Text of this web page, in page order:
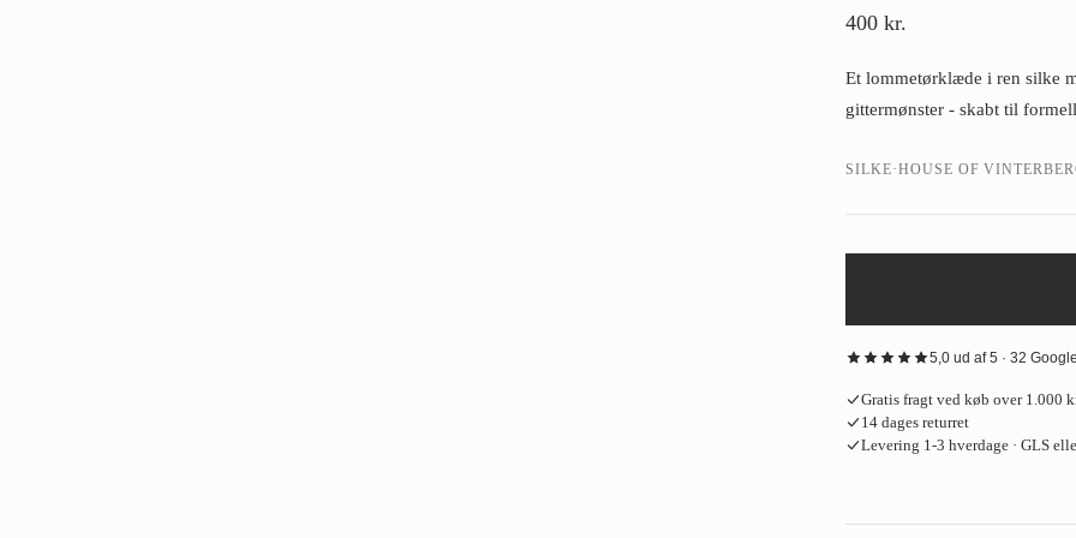
400 kr.
Et lommetørklæde i ren silke
gittermønster - skabt til
SILKE·HOUSE OF
5,0 ud af 5 · 32
Fantastisk oplevelse hos House
skjorte og de bukser på, som
meget professionelt. Jeg endte
Gratis fragt ved køb over 1.000
14 dages returret
Levering 1-3 hverdage · GLS